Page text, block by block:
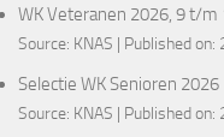
WK Veteranen 2026, 9 t/m
Source: KNAS Published
Selectie WK Senioren 2026
Source: KNAS Published